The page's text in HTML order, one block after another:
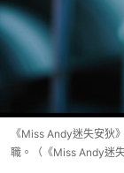
《Miss Andy迷失安狄
職。（《Miss Andy迷